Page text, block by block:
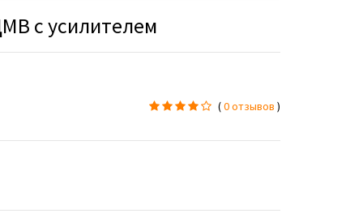
с усилителем
(0 отзывов )